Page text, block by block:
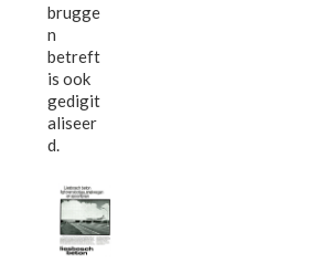
brugge
n
betreft
is ook
gedigit
aliseer
d.